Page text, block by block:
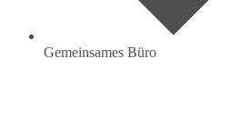
Gemeinsames Büro